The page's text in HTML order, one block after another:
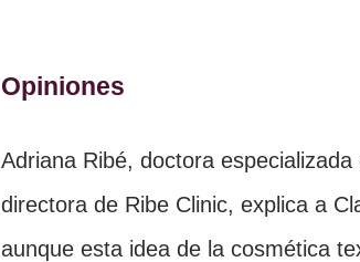
Opiniones
Adriana Ribé, doctora
directora de Ribe Clinic, explica a
aunque esta idea de la cosmética